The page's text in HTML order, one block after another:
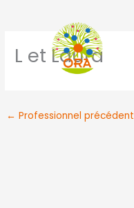
L et Laura
← Professionnel précédent